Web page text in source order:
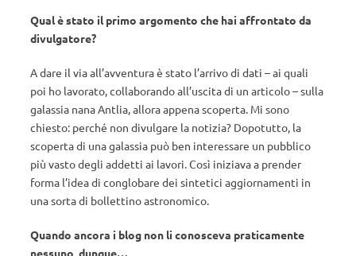
Qual è stato il primo argomento che hai affrontato da
divulgatore?
A dare il via all’avventura è stato l’arrivo di dati – ai quali
poi ho lavorato, collaborando all’uscita di un articolo – sulla
galassia nana Antlia, allora appena scoperta. Mi sono
chiesto: perché non divulgare la notizia? Dopotutto, la
scoperta di una galassia può ben interessare un pubblico
più vasto degli addetti ai lavori. Così iniziava a prender
forma l’idea di conglobare dei sintetici aggiornamenti in
una sorta di bollettino astronomico.
Quando ancora i blog non li conosceva praticamente
nessuno, dunque…